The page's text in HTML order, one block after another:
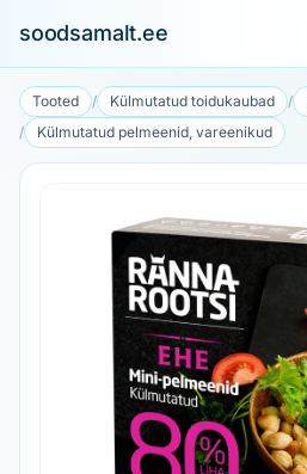
soodsamalt.ee
Tooted / Külmutatud toidukaubad /
/
Külmutatud pelmeenid, vareenikud